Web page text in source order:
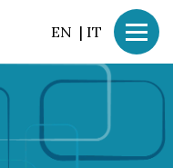
EN | IT